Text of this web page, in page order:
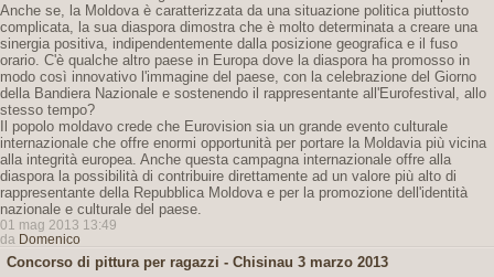
Anche se, la Moldova è caratterizzata da una situazione politica piuttosto
complicata, la sua diaspora dimostra che è molto determinata a creare una
sinergia positiva, indipendentemente dalla posizione geografica e il fuso
orario. C'è qualche altro paese in Europa dove la diaspora ha promosso in
modo così innovativo l'immagine del paese, con la celebrazione del Giorno
della Bandiera Nazionale e sostenendo il rappresentante all'Eurofestival, allo
stesso tempo?
Il popolo moldavo crede che Eurovision sia un grande evento culturale
internazionale che offre enormi opportunità per portare la Moldavia più vicina
alla integrità europea. Anche questa campagna internazionale offre alla
diaspora la possibilità di contribuire direttamente ad un valore più alto di
rappresentante della Repubblica Moldova e per la promozione dell'identità
nazionale e culturale del paese.
01 mag 2013 13:49
da Domenico
Concorso di pittura per ragazzi - Chisinau 3 marzo 2013